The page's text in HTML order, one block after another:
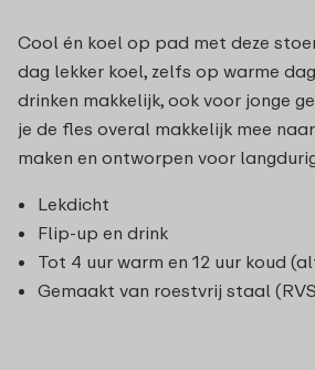
Cool én koel op pad met deze
dag lekker koel, zelfs op warme
drinken makkelijk, ook voor jonge
je de fles overal makkelijk mee
maken en ontworpen voor
Lekdicht
Flip-up en drink
Tot 4 uur warm en 12 uur koud
Gemaakt van roestvrij staal